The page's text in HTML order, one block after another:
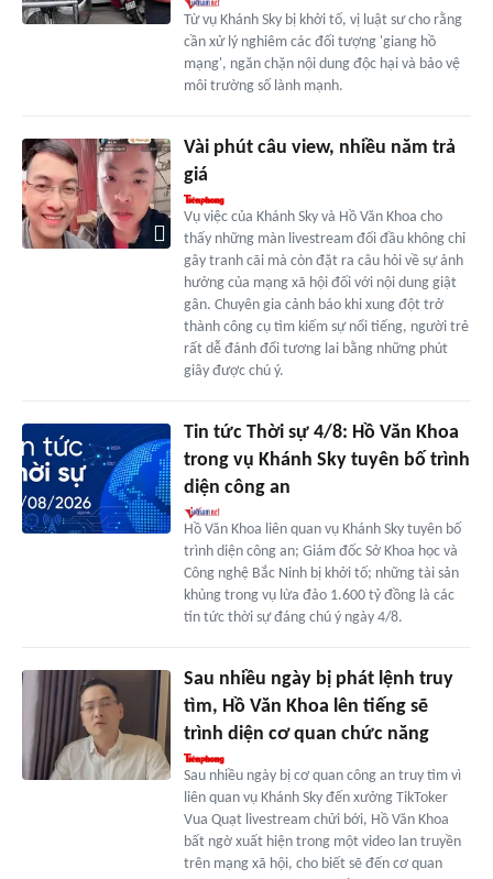
Từ vụ Khánh Sky bị khởi tố, vị luật sư cho rằng
cần xử lý nghiêm các đối tượng 'giang hồ
mạng', ngăn chặn nội dung độc hại và bảo vệ
môi trường số lành mạnh.
Vài phút câu view, nhiều năm trả
giá
Vụ việc của Khánh Sky và Hồ Văn Khoa cho
thấy những màn livestream đối đầu không chỉ
gây tranh cãi mà còn đặt ra câu hỏi về sự ảnh
hưởng của mạng xã hội đối với nội dung giật
gân. Chuyên gia cảnh báo khi xung đột trở
thành công cụ tìm kiếm sự nổi tiếng, người trẻ
rất dễ đánh đổi tương lai bằng những phút
giây được chú ý.
Tin tức Thời sự 4/8: Hồ Văn Khoa
trong vụ Khánh Sky tuyên bố trình
diện công an
Hồ Văn Khoa liên quan vụ Khánh Sky tuyên bố
trình diện công an; Giám đốc Sở Khoa học và
Công nghệ Bắc Ninh bị khởi tố; những tài sản
khủng trong vụ lừa đảo 1.600 tỷ đồng là các
tin tức thời sự đáng chú ý ngày 4/8.
Sau nhiều ngày bị phát lệnh truy
tìm, Hồ Văn Khoa lên tiếng sẽ
trình diện cơ quan chức năng
Sau nhiều ngày bị cơ quan công an truy tìm vì
liên quan vụ Khánh Sky đến xưởng TikToker
Vua Quạt livestream chửi bới, Hồ Văn Khoa
bất ngờ xuất hiện trong một video lan truyền
trên mạng xã hội, cho biết sẽ đến cơ quan